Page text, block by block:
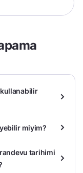
miyim?
tarihimi